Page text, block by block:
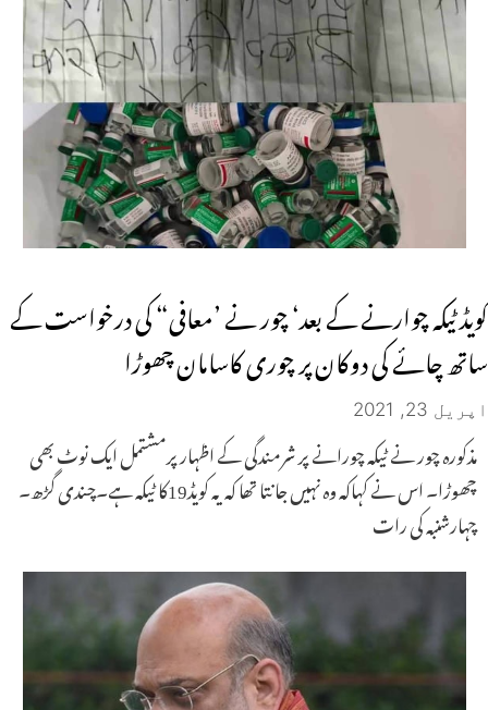
کویڈ ٹیکہ چوارنے کے بعد‘ چور نے ’معافی“ کی درخواست کے
ساتھ چائے کی دوکان پر چوری کاسامان چھوڑا
اپریل 23, 2021
مذکورہ چور نے ٹیکہ چورانے پر شرمندگی کے اظہار پرمشتمل ایک نوٹ بھی
چھوڑا۔ اس نے کہاکہ وہ نہیں جانتا تھا کہ یہ کویڈ19کا ٹیکہ ہے۔چندی گڑھ۔
چہارشنبہ کی رات